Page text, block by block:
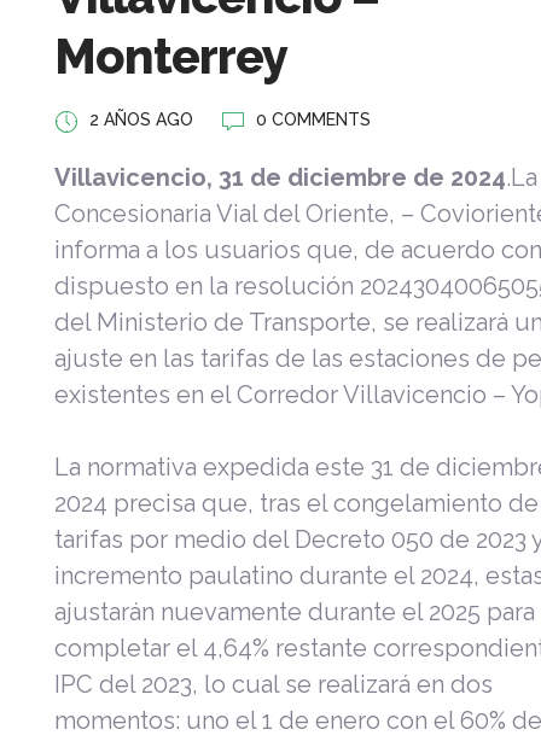
Monterrey
2 AÑOS AGO 0 COMMENTS
Villavicencio, 31 de diciembre de 2024.La
Concesionaria Vial del Oriente, –
informa a los usuarios que, de acuerdo
dispuesto en la resolución
del Ministerio de Transporte, se realizará
ajuste en las tarifas de las estaciones de
existentes en el Corredor Villavicencio –
La normativa expedida este 31 de
2024 precisa que, tras el congelamiento
tarifas por medio del Decreto 050 de 2023
incremento paulatino durante el 2024,
ajustarán nuevamente durante el 2025 para
completar el 4,64% restante
IPC del 2023, lo cual se realizará en dos
momentos: uno el 1 de enero con el 60%